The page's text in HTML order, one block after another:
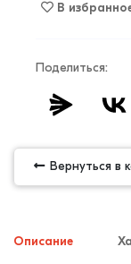
В
Поделиться:
Вернуться в
Описание